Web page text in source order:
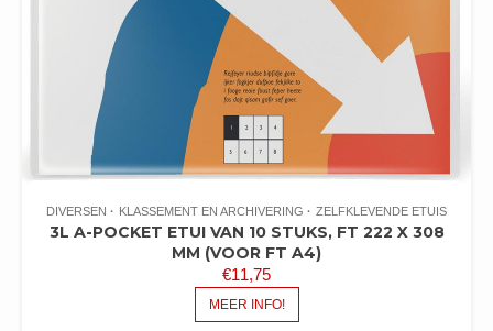
DIVERSEN KLASSEMENT EN ARCHIVERING ZELFKLEVENDE ETUIS
3L A-POCKET ETUI VAN 10 STUKS, FT 222 X 308
MM (VOOR FT A4)
€11,75
MEER INFO!